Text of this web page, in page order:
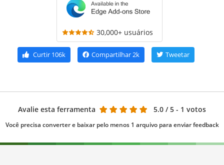
30,000+ usuários
Curtir 106k Compartilhar2k Tweetar
Avalie esta ferramenta 5.0 / 5 - 1 votos
Você precisa converter e baixar pelo menos 1 arquivo para enviar feedback